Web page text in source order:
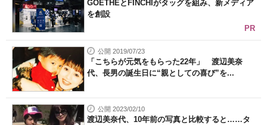
GOETHEとFINCHIがタッグを組み、新メディア
を創設
PR
公開 2019/07/23
「こちらが元気をもらった22年」 渡辺美奈
代、長男の誕生日に“親としての喜び”を...
公開 2023/02/10
渡辺美奈代、10年前の写真と比較すると……タ